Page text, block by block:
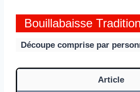
Bouillabaisse
Découpe comprise par
Article